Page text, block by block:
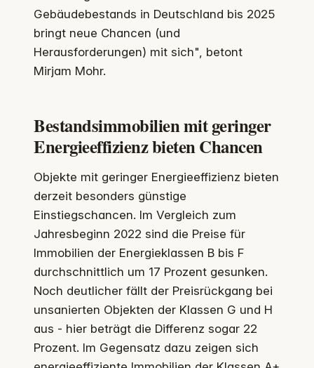
Gebäudebestands in Deutschland bis 2025
bringt neue Chancen (und
Herausforderungen) mit sich", betont
Mirjam Mohr.
Bestandsimmobilien mit geringer
Energieeffizienz bieten Chancen
Objekte mit geringer Energieeffizienz bieten
derzeit besonders günstige
Einstiegschancen. Im Vergleich zum
Jahresbeginn 2022 sind die Preise für
Immobilien der Energieklassen B bis F
durchschnittlich um 17 Prozent gesunken.
Noch deutlicher fällt der Preisrückgang bei
unsanierten Objekten der Klassen G und H
aus - hier beträgt die Differenz sogar 22
Prozent. Im Gegensatz dazu zeigen sich